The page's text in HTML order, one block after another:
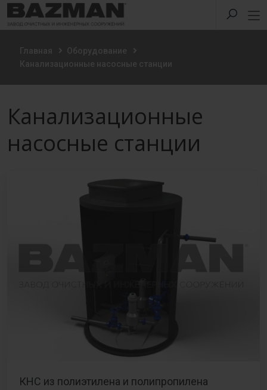
Главная
Оборудование
Канализационные насосные станции
Канализационные
насосные станции
КНС из полиэтилена и полипропилена